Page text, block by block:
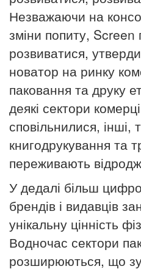
Незважаючи на
зміни попиту, Screen
розвиватися,
новатор на ринку
паковання та друку
деякі сектори
сповільнилися, інші,
книгодрукування та
переживають
У дедалі більш
брендів і видавців
унікальну цінність
Водночас сектори
розширюються, що